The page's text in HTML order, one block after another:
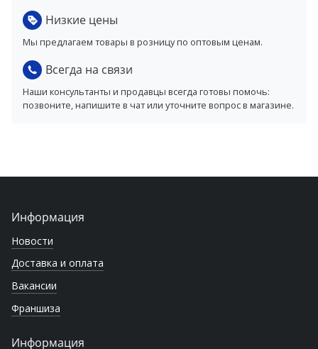
Низкие цены
Мы предлагаем товары в розницу по оптовым ценам.
Всегда на связи
Наши консультанты и продавцы всегда готовы помочь:
позвоните, напишите в чат или уточните вопрос в магазине.
Информация
Новости
Доставка и оплата
Вакансии
Франшиза
Информация